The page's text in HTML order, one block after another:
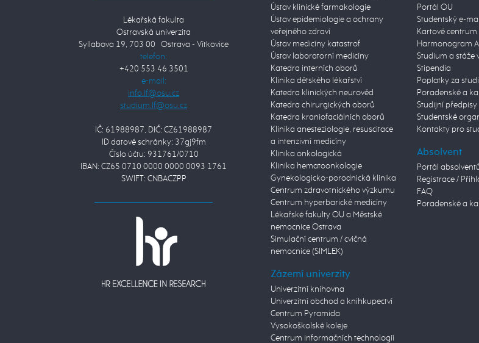
Lékařská fakulta
Ostravská univerzita
Syllabova 19, 703 00 Ostrava - Vítkovice
telefon:
+420 553 46 3501
e-mail:
IČ: 61988987, DIČ: CZ61988987
ID datové schránky: 37gj9fm
Číslo účtu: 931761/0710
IBAN: CZ65 0710 0000 0000 0093 1761
SWIFT: CNBACZPP
Ústav klinické farmakologie
Ústav epidemiologie a ochrany
veřejného zdraví
Ústav medicíny katastrof
Ústav laboratorní medicíny
Katedra interních oborů
Klinika dětského lékařství
Katedra klinických neurověd
Katedra chirurgických oborů
Katedra kraniofaciálních oborů
Klinika anesteziologie, resuscitace
a intenzivní medicíny
Klinika onkologická
Klinika hematoonkologie
Gynekologicko-porodnická klinika
Centrum zdravotnického výzkumu
Centrum hyperbarické medicíny
Lékařské fakulty OU a Městské
nemocnice Ostrava
Simulační centrum / cvičná
nemocnice (SIMLEK)
Zázemí univerzity
Univerzitní knihovna
Univerzitní obchod a knihkupectví
Centrum Pyramida
Vysokoškolské koleje
Centrum informačních technologií
Portál OU
Studentský e-mail
Kartové centrum
Harmonogram
Studium a stáže
Stipendia
Poplatky za
Poradenské a
Studijní předpisy
Studentské
Kontakty pro
Absolvent
Portál
Registrace /
FAQ
Poradenské a